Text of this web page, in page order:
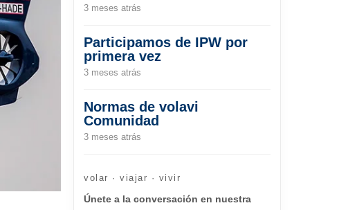
3 meses atrás
Participamos de IPW por
primera vez
3 meses atrás
Normas de volavi
Comunidad
3 meses atrás
volar · viajar · vivir
Únete a la conversación en nuestra